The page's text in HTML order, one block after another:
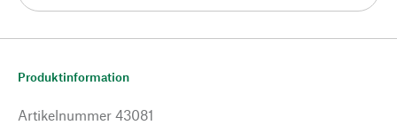
Produktinformation
Artikelnummer 43081